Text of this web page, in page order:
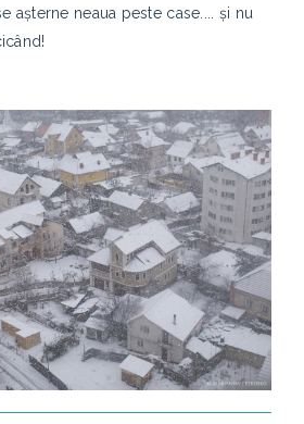
așterne neaua peste case.... și nu